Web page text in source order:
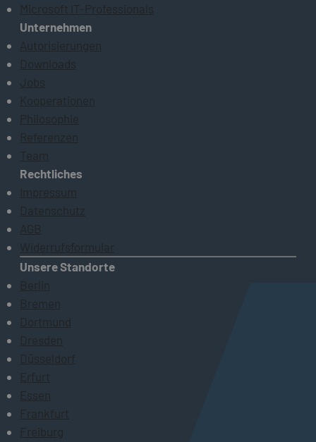
Microsoft IT-Professionals
Unternehmen
Autorisierungen
Downloads
Jobs
Kooperationen
Philosophie
Referenzen
Team
Rechtliches
Impressum
Datenschutz
AGB
Widerrufsformular
Unsere Standorte
Berlin
Bremen
Dortmund
Dresden
Düsseldorf
Erfurt
Essen
Frankfurt
Freiburg